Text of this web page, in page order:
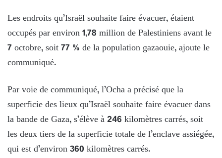
Les endroits qu’Israël souhaite faire évacuer, étaient
occupés par environ 1,78 million de Palestiniens avant le
7 octobre, soit 77 % de la population gazaouie, ajoute le
communiqué.
Par voie de communiqué, l’Ocha a précisé que la
superficie des lieux qu’Israël souhaite faire évacuer dans
la bande de Gaza, s’élève à 246 kilomètres carrés, soit
les deux tiers de la superficie totale de l’enclave assiégée,
qui est d’environ 360 kilomètres carrés.